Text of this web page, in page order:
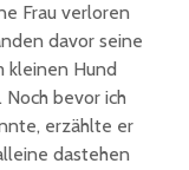
Frau verloren
davor seine
kleinen Hund
bevor ich
erzählte er
dastehen